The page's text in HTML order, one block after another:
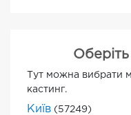
Оберіть
Тут можна вибрати
кастинг.
Київ (57249)